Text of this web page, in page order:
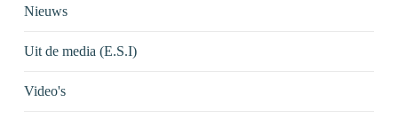
Nieuws
Uit de media (E.S.I)
Video's